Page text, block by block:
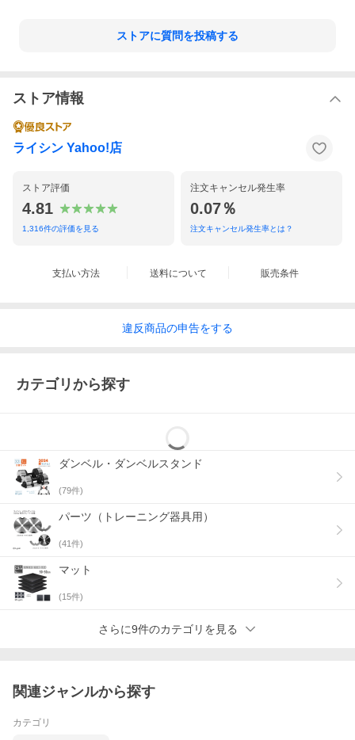
ストアに質問を投稿する
ストア情報
ライシン Yahoo!店
ストア評価
4.81
1,316件の評価を見る
注文キャンセル発生率
0.07％
注文キャンセル発生率とは？
支払い方法 送料について 販売条件
違反商品の申告をする
カテゴリから探す
ダンベル・ダンベルスタンド
(79件)
パーツ（トレーニング器具用）
(41件)
マット
(15件)
さらに9件のカテゴリを見る
関連ジャンルから探す
カテゴリ